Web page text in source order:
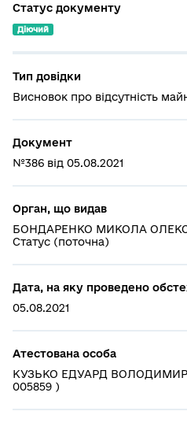
Статус документу
Діючий
Тип довідки
Висновок про відсутність
Документ
№386 від 05.08.2021
Орган, що видав
БОНДАРЕНКО МИКОЛА
Статус (поточна)
Дата, на яку проведено
05.08.2021
Атестована особа
КУЗЬКО ЕДУАРД
005859 )